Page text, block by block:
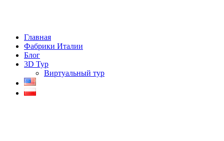
Главная
Фабрики Италии
Блог
3D Тур
Виртуальный тур